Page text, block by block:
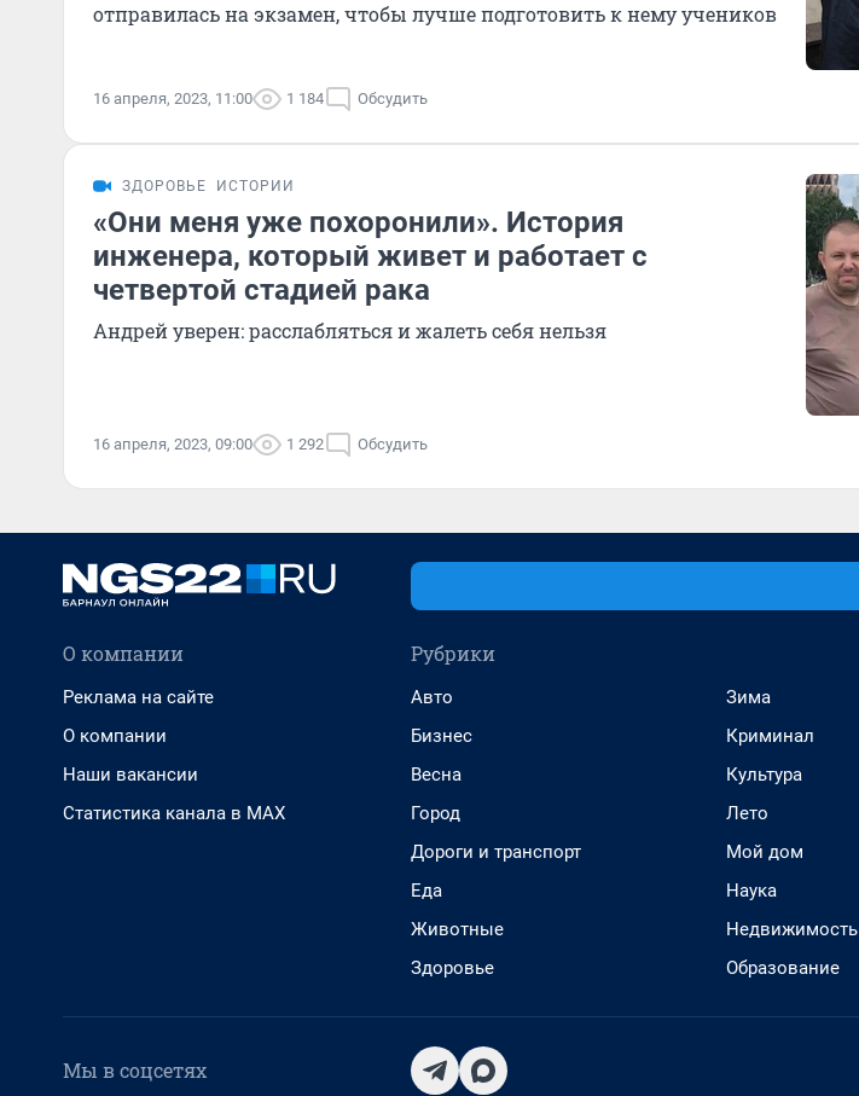
отправилась на экзамен, чтобы лучше подготовить к нему учеников
16 апреля, 2023, 11:00 1 184 Обсудить
ЗДОРОВЬЕ ИСТОРИИ
«Они меня уже похоронили». История
инженера, который живет и работает с
четвертой стадией рака
Андрей уверен: расслабляться и жалеть себя нельзя
16 апреля, 2023, 09:00 1 292 Обсудить
О компании
Реклама на сайте
О компании
Наши вакансии
Статистика канала в MAX
Рубрики
Авто
Бизнес
Весна
Город
Дороги и транспорт
Еда
Животные
Здоровье
Зима
Криминал
Культура
Лето
Мой дом
Наука
Недвижимость
Образование
Мы в соцсетях